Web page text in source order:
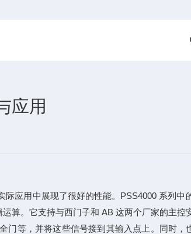
应用
应用中展现了很好的性能。PSS4000 系列
算。它支持与西门子和 AB 这两个厂家的主控
门等，并将这些信号接到其输入点上。同时